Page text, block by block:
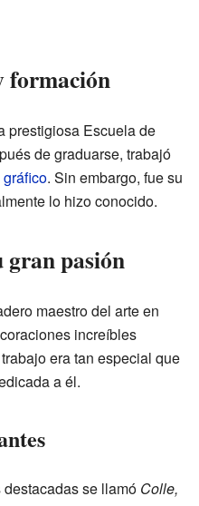
formación
prestigiosa Escuela de
de graduarse, trabajó
. Sin embargo, fue su
lo hizo conocido.
gran pasión
maestro del arte en
increíbles
era tan especial que
a él.
se llamó Colle,